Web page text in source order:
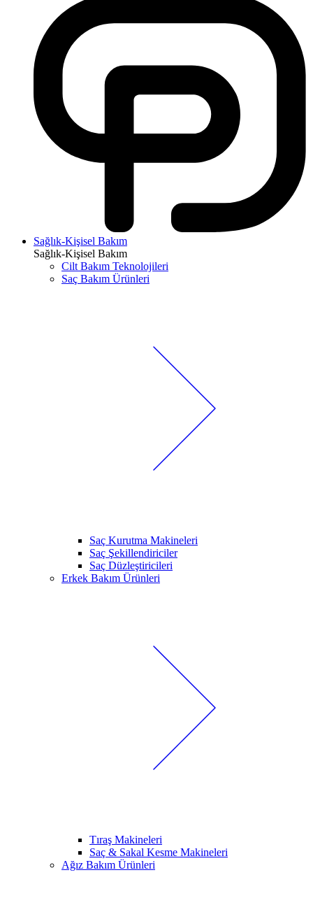
Sağlık-Kişisel Bakım
Sağlık-Kişisel Bakım
Cilt Bakım Teknolojileri
Saç Bakım Ürünleri
Saç Kurutma Makineleri
Saç Şekillendiriciler
Saç Düzleştiricileri
Erkek Bakım Ürünleri
Tıraş Makineleri
Saç & Sakal Kesme Makineleri
Ağız Bakım Ürünleri